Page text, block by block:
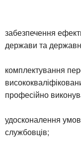
забезпечення
держави та
комплектування
професійно
удосконалення
службовців;